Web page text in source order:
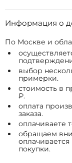
Информация о
По Москве и
выбор
примерки.
стоимость в
₽.
оплата
заказа.
оплачиваете
обращаем
покупки.